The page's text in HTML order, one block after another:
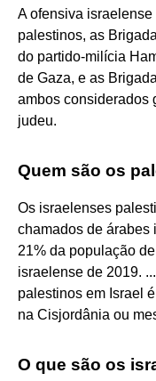
A ofensiva
palestinos, as
do partido-milícia
de Gaza, e as
ambos considerados
judeu.
Quem são os
Os israelenses
chamados de árabes
21% da população
israelense de 2019.
palestinos em Israel
na Cisjordânia ou
O que são os